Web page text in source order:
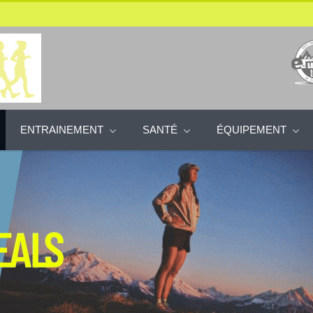
ENTRAINEMENT SANTÉ ÉQUIPEMENT